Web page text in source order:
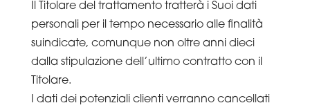
Il Titolare del trattamento tratterà i Suoi dati
personali per il tempo necessario alle finalità
suindicate, comunque non oltre anni dieci
dalla stipulazione dell’ultimo contratto con il
Titolare.
I dati dei potenziali clienti verranno cancellati